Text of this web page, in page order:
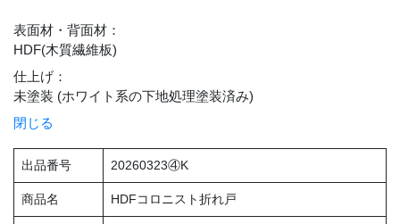
表面材・背面材 ：
HDF(木質繊維板)
仕上げ ：
未塗装 (ホワイト系の下地処理塗装済み)
閉じる
出品番号 20260323④K
商品名 HDFコロニスト折れ戸